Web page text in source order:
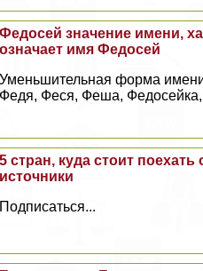
Федосей значение имени,
означает имя Федосей
Уменьшительная форма
Федя, Феся, Феша, Федосейка,
5 стран, куда стоит
источники
Подписаться...